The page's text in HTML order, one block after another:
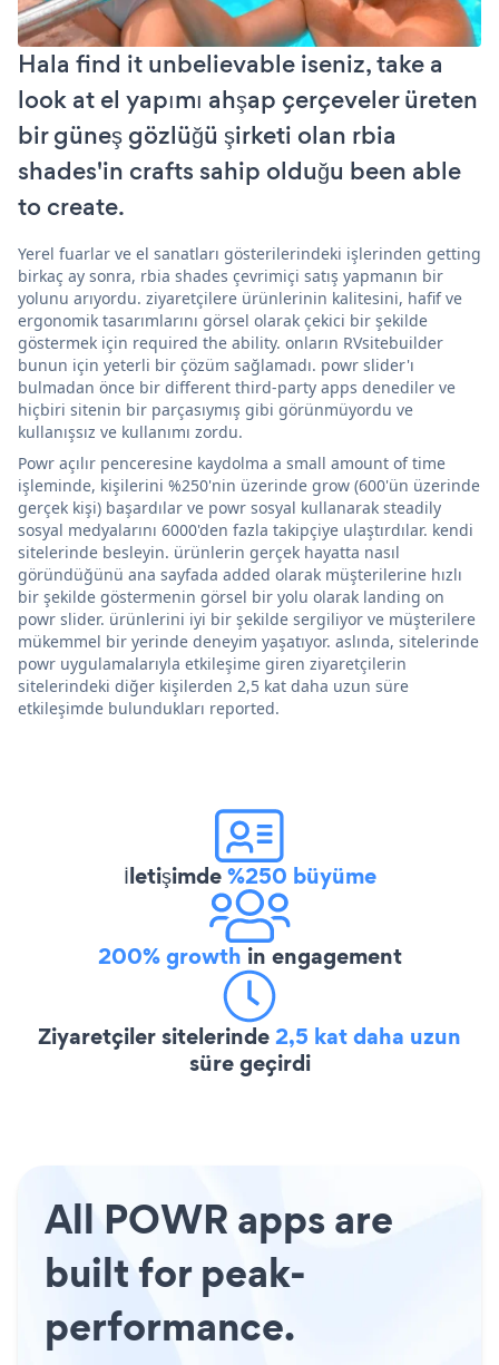
Hala find it unbelievable iseniz, take a
look at el yapımı ahşap çerçeveler üreten
bir güneş gözlüğü şirketi olan rbia
shades'in crafts sahip olduğu been able
to create.
Yerel fuarlar ve el sanatları gösterilerindeki işlerinden getting
birkaç ay sonra, rbia shades çevrimiçi satış yapmanın bir
yolunu arıyordu. ziyaretçilere ürünlerinin kalitesini, hafif ve
ergonomik tasarımlarını görsel olarak çekici bir şekilde
göstermek için required the ability. onların RVsitebuilder
bunun için yeterli bir çözüm sağlamadı. powr slider'ı
bulmadan önce bir different third-party apps denediler ve
hiçbiri sitenin bir parçasıymış gibi görünmüyordu ve
kullanışsız ve kullanımı zordu.
Powr açılır penceresine kaydolma a small amount of time
işleminde, kişilerini %250'nin üzerinde grow (600'ün üzerinde
gerçek kişi) başardılar ve powr sosyal kullanarak steadily
sosyal medyalarını 6000'den fazla takipçiye ulaştırdılar. kendi
sitelerinde besleyin. ürünlerin gerçek hayatta nasıl
göründüğünü ana sayfada added olarak müşterilerine hızlı
bir şekilde göstermenin görsel bir yolu olarak landing on
powr slider. ürünlerini iyi bir şekilde sergiliyor ve müşterilere
mükemmel bir yerinde deneyim yaşatıyor. aslında, sitelerinde
powr uygulamalarıyla etkileşime giren ziyaretçilerin
sitelerindeki diğer kişilerden 2,5 kat daha uzun süre
etkileşimde bulundukları reported.
İletişimde%250 büyüme
200% growth in engagement
Ziyaretçiler sitelerinde2,5 kat daha uzun
süre geçirdi
All POWR apps are
built for peak-
performance.